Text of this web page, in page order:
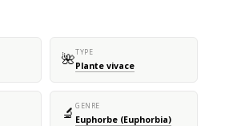
🌺TYPE
Plante vivace
🔬 GENRE
Euphorbe (Euphorbia)